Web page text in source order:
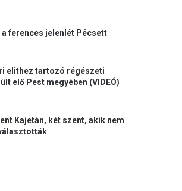
a ferences jelenlét Pécsett
elithez tartozó régészeti
elő Pest megyében (VIDEÓ)
Kajetán, két szent, akik nem